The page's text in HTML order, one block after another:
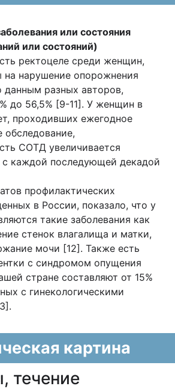
или состояния
или состояний)
ректоцеле среди женщин,
нарушение опорожнения
разных авторов,
до 56,5% [9-11]. У женщин в
проходивших ежегодное
обследование,
СОТД увеличивается
с каждой последующей декадой
профилактических
в России, показало, что у
такие заболевания как
стенок влагалища и матки,
мочи [12]. Также есть
с синдромом опущения
стране составляют от 15%
с гинекологическими
картина
течение